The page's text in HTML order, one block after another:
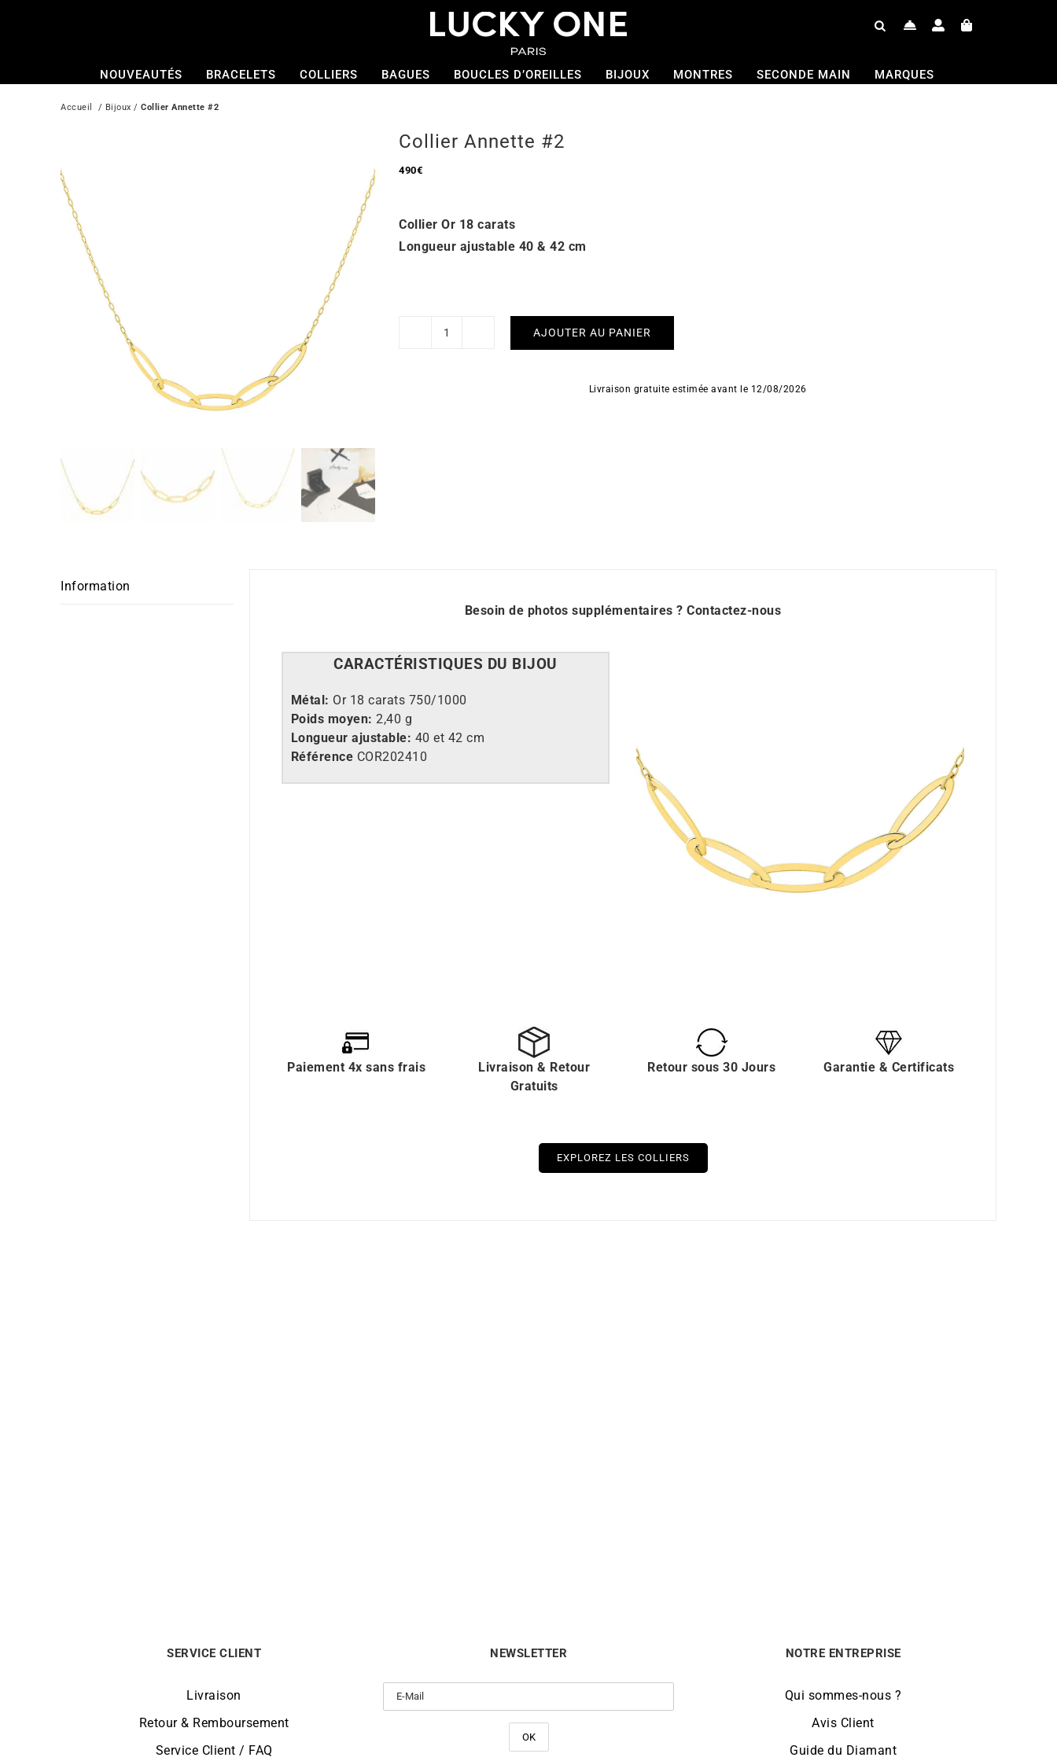
NOUVEAUTÉS BRACELETS COLLIERS BAGUES BOUCLES D’OREILLES BIJOUX MONTRES SECONDE MAIN MARQUES
Accueil
  /
Bijoux / Collier Annette #2
Collier Annette #2
490€
Collier Or 18 carats
Longueur ajustable 40 & 42 cm
quantité
AJOUTER AU PANIER
Livraison gratuite estimée avant le 12/08/2026
Information
Besoin de photos supplémentaires ?Contactez-nous
CARACTÉ RISTIQUES DU BIJOU
Métal: Or 18 carats 750/1000
Poids moyen:2,40 g
Longueur ajustable: 40 et 42 cm
Référence COR202410
Paiement 4x sans frais
Livraison & Retour
Gratuits
Retour sous 30 Jours Garantie & Certificats
EXPLOREZ LES COLLIERS
SERVICE CLIENT
Livraison
Retour & Remboursement
Service Client / FAQ
NEWSLETTER NOTRE ENTREPRISE
Qui sommes-nous ?
Avis Client
Guide du Diamant